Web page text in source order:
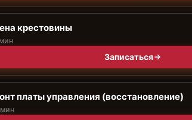
крестовины
Записаться
платы управления (восстановление)